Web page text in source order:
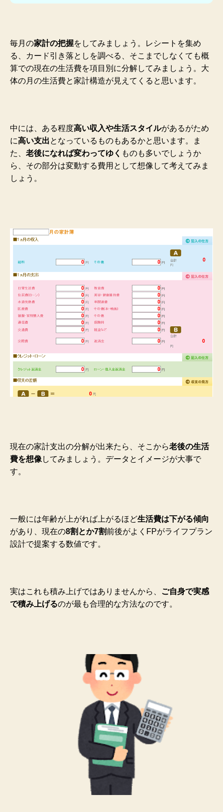
毎月の家計の把握をしてみましょう。レシートを集め
る、カード引き落としを調べる、そこまでしなくても概
算での現在の生活費を項目別に分解してみましょう。大
体の月の生活費と家計構造が見えてくると思います。
中には、ある程度高い収入や生活スタイルがあるがため
に高い支出となっているものもあるかと思います。ま
た、 老後になれば変わってゆく ものも多いでしょうか
ら、その部分は変動する費用として想像して考えてみま
しょう。
現在の家計支出の分解が出来たら、そこから老後の生活
費を想像 してみましょう。データとイメージが大事で
す。
一般には年齢が上がれば上がるほど生活費は下がる傾向
があり、現在の8割とか7割前後がよくFPがライフプラン
設計で提案する数値です。
実はこれも積み上げではありませんから、 ご自身で実感
で積み上げるのが最も合理的な方法なのです。